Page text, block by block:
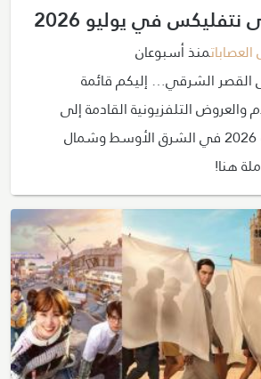
في يوليو 2026
منذ أسبوعان
القصر الشرقي… إليكم قائمة
التلفزيونية القادمة إلى
نتفليكس في يوليو 2026 في الشرق الأوسط وشمال
هنا!